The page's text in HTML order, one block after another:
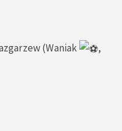
(Waniak ,